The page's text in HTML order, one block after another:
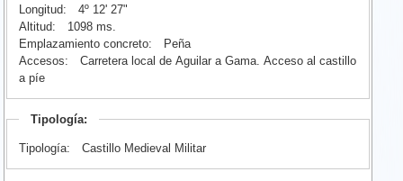
Longitud:
4º 12' 27"
Altitud:
1098 ms.
Emplazamiento concreto:
Peña
Accesos:
Carretera local de Aguilar a Gama. Acceso al castillo
a píe
Tipología:
Tipología: Castillo Medieval Militar